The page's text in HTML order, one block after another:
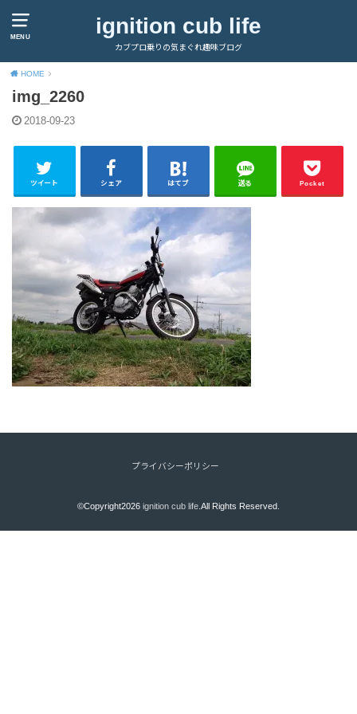
MENU ignition cub life
カブプロ乗りの気まぐれ趣味ブログ
HOME
img_2260
2018-09-23
ツイート シェア はてブ 送る Pocket
プライバシーポリシー
©Copyright2026 ignition cub life.All Rights Reserved.